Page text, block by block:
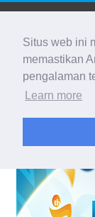
Situs web ini
memastikan
pengalaman
Learn more